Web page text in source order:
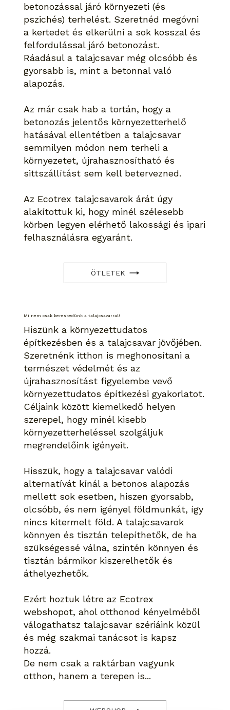
betonozással járó környezeti (és
pszichés) terhelést. Szeretnéd megóvni
a kertedet és elkerülni a sok kosszal és
felfordulással járó betonozást.
Ráadásul a talajcsavar még olcsóbb és
gyorsabb is, mint a betonnal való
alapozás.
Az már csak hab a tortán, hogy a
betonozás jelentős környezetterhelő
hatásával ellentétben a talajcsavar
semmilyen módon nem terheli a
környezetet, újrahasznosítható és
sittszállítást sem kell betervezned.
Az Ecotrex talajcsavarok árát úgy
alakítottuk ki, hogy minél szélesebb
körben legyen elérhető lakossági és ipari
felhasználásra egyaránt.
ÖTLETEK
Mi nem csak kereskedünk a talajcsavarral!
Hiszünk a környezettudatos
építkezésben és a talajcsavar jövőjében.
Szeretnénk itthon is meghonosítani a
természet védelmét és az
újrahasznosítást figyelembe vevő
környezettudatos építkezési gyakorlatot.
Céljaink között kiemelkedő helyen
szerepel, hogy minél kisebb
környezetterheléssel szolgáljuk
megrendelőink igényeit.
Hisszük, hogy a talajcsavar valódi
alternatívát kínál a betonos alapozás
mellett sok esetben, hiszen gyorsabb,
olcsóbb, és nem igényel földmunkát, így
nincs kitermelt föld. A talajcsavarok
könnyen és tisztán telepíthetők, de ha
szükségessé válna, szintén könnyen és
tisztán bármikor kiszerelhetők és
áthelyezhetők.
Ezért hoztuk létre az Ecotrex
webshopot, ahol otthonod kényelméből
válogathatsz talajcsavar szériáink közül
és még szakmai tanácsot is kapsz
hozzá.
De nem csak a raktárban vagyunk
otthon, hanem a terepen is...